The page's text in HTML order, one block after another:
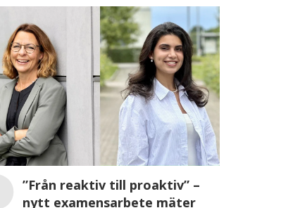
lanserar vägledning för
att bli Managed...
framtidsplaner för
”Från reaktiv till proaktiv” –
nytt examensarbete mäter